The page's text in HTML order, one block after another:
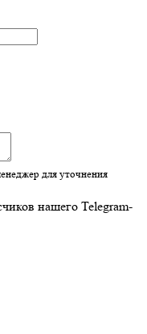
для уточнения
нашего Telegram-